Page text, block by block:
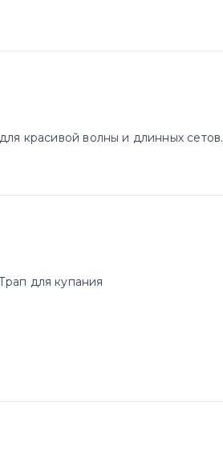
красивой волны и длинных сетов.
для купания